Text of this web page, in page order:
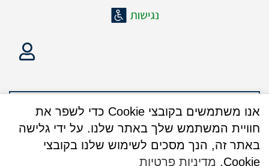
אנו משתמשים בקובצי Cookie כדי לשפר את
חוויית המשתמש שלך באתר שלנו. על ידי גלישה
באתר זה, הנך מסכים לשימוש שלנו בקובצי
Cookie.
מדיניות פרטיות